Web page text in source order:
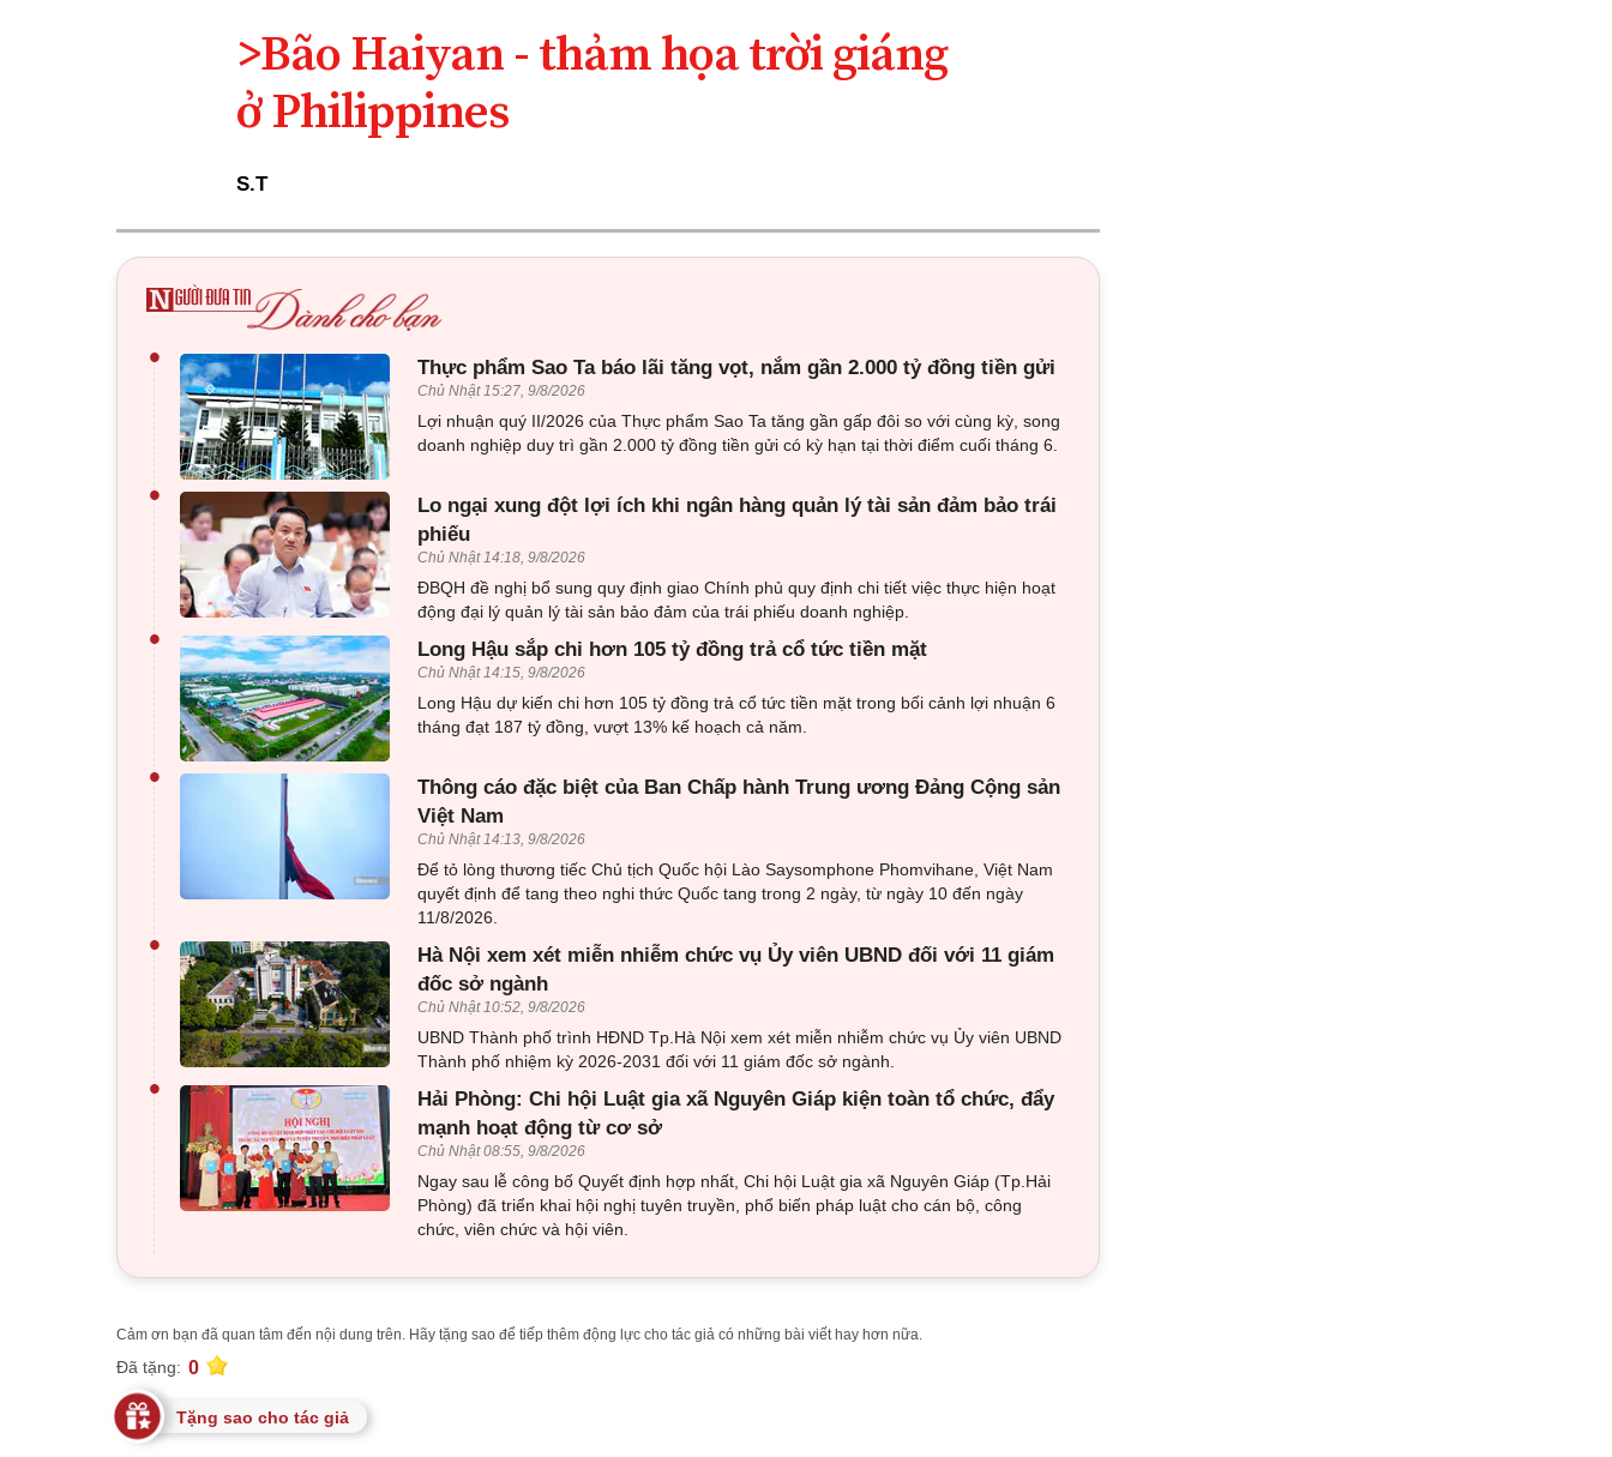
>Bão Haiyan - thảm họa trời giáng
ở Philippines
S.T
• Thực phẩm Sao Ta báo lãi tăng vọt, nắm gần 2.000 tỷ đồng tiền gửi
Chủ Nhật 15:27, 9/8/2026
Lợi nhuận quý II/2026 của Thực phẩm Sao Ta tăng gần gấp đôi so với cùng kỳ, song
doanh nghiệp duy trì gần 2.000 tỷ đồng tiền gửi có kỳ hạn tại thời điểm cuối tháng 6.
•
Lo ngại xung đột lợi ích khi ngân hàng quản lý tài sản đảm bảo trái
phiếu
Chủ Nhật 14:18, 9/8/2026
ĐBQH đề nghị bổ sung quy định giao Chính phủ quy định chi tiết việc thực hiện hoạt
động đại lý quản lý tài sản bảo đảm của trái phiếu doanh nghiệp.
• Long Hậu sắp chi hơn 105 tỷ đồng trả cổ tức tiền mặt
Chủ Nhật 14:15, 9/8/2026
Long Hậu dự kiến chi hơn 105 tỷ đồng trả cổ tức tiền mặt trong bối cảnh lợi nhuận 6
tháng đạt 187 tỷ đồng, vượt 13% kế hoạch cả năm.
•
Thông cáo đặc biệt của Ban Chấp hành Trung ương Đảng Cộng sản
Việt Nam
Chủ Nhật 14:13, 9/8/2026
Để tỏ lòng thương tiếc Chủ tịch Quốc hội Lào Saysomphone Phomvihane, Việt Nam
quyết định để tang theo nghi thức Quốc tang trong 2 ngày, từ ngày 10 đến ngày
11/8/2026.
•
Hà Nội xem xét miễn nhiễm chức vụ Ủy viên UBND đối với 11 giám
đốc sở ngành
Chủ Nhật 10:52, 9/8/2026
UBND Thành phố trình HĐND Tp.Hà Nội xem xét miễn nhiễm chức vụ Ủy viên UBND
Thành phố nhiệm kỳ 2026-2031 đối với 11 giám đốc sở ngành.
•
Hải Phòng: Chi hội Luật gia xã Nguyên Giáp kiện toàn tổ chức, đẩy
mạnh hoạt động từ cơ sở
Chủ Nhật 08:55, 9/8/2026
Ngay sau lễ công bố Quyết định hợp nhất, Chi hội Luật gia xã Nguyên Giáp (Tp.Hải
Phòng) đã triển khai hội nghị tuyên truyền, phổ biến pháp luật cho cán bộ, công
chức, viên chức và hội viên.
Cảm ơn bạn đã quan tâm đến nội dung trên. Hãy tặng sao để tiếp thêm động lực cho tác giả có những bài viết hay hơn nữa.
Đã tặng: 0
Tặng sao cho tác giả